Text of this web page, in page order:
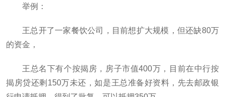
举例：
王总开了一家餐饮公司，目前想扩大规模，但还缺80万
的资金，
王总名下有个按揭房，房子市值400万，目前在中行按
揭房贷还剩150万未还，如是王总准备好资料，先去邮政银